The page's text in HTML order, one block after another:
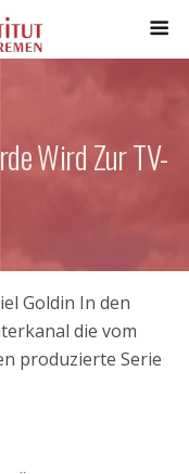
Wird Zur TV-
Goldin In den
die vom
produzierte Serie